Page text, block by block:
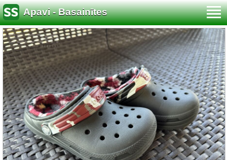
Apavi - Basainītes